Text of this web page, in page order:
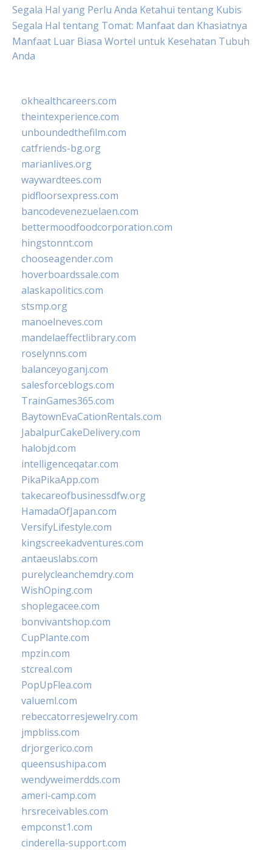
Segala Hal yang Perlu Anda Ketahui tentang Kubis
Segala Hal tentang Tomat: Manfaat dan Khasiatnya
Manfaat Luar Biasa Wortel untuk Kesehatan Tubuh
Anda
okhealthcareers.com
theintexperience.com
unboundedthefilm.com
catfriends-bg.org
marianlives.org
waywardtees.com
pidfloorsexpress.com
bancodevenezuelaen.com
bettermoodfoodcorporation.com
hingstonnt.com
chooseagender.com
hoverboardssale.com
alaskapolitics.com
stsmp.org
manoelneves.com
mandelaeffectlibrary.com
roselynns.com
balanceyoganj.com
salesforceblogs.com
TrainGames365.com
BaytownEvaCationRentals.com
JabalpurCakeDelivery.com
halobjd.com
intelligenceqatar.com
PikaPikaApp.com
takecareofbusinessdfw.org
HamadaOfJapan.com
VersifyLifestyle.com
kingscreekadventures.com
antaeuslabs.com
purelycleanchemdry.com
WishOping.com
shoplegacee.com
bonvivantshop.com
CupPlante.com
mpzin.com
stcreal.com
PopUpFlea.com
valueml.com
rebeccatorresjewelry.com
jmpbliss.com
drjorgerico.com
queensushipa.com
wendyweimerdds.com
ameri-camp.com
hrsreceivables.com
empconst1.com
cinderella-support.com